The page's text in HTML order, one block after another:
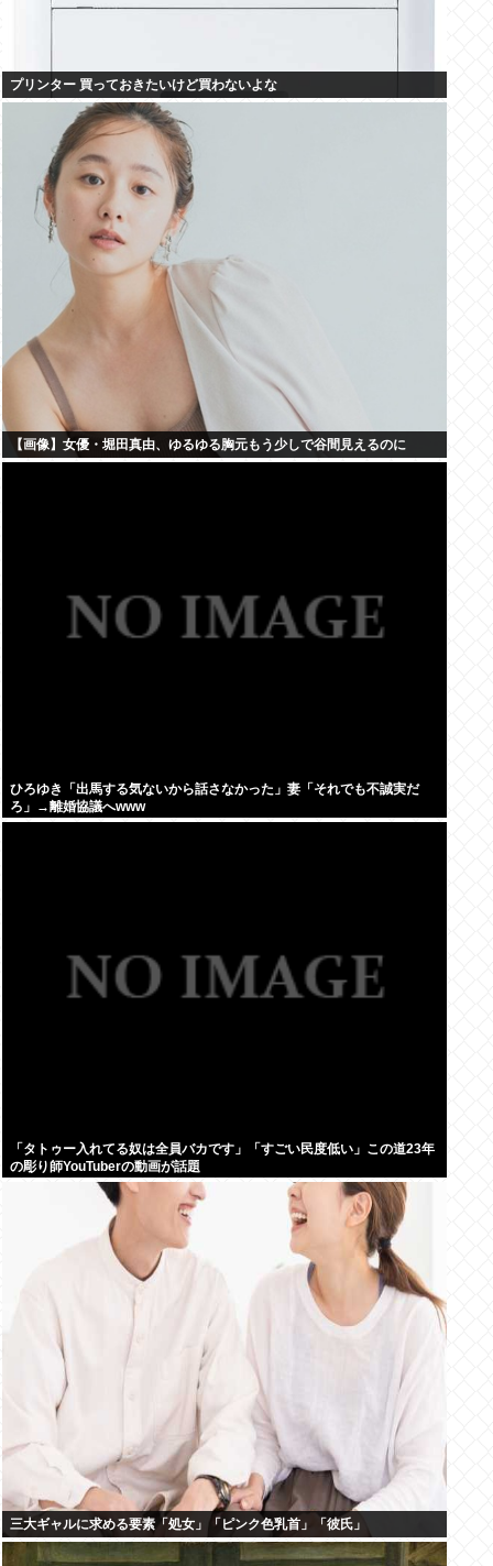
プリンター 買っておきたいけど買わないよな
【画像】女優・堀田真由、ゆるゆる胸元もう少しで谷間見えるのに
ひろゆき「出馬する気ないから話さなかった」妻「それでも不誠実だ
ろ」→離婚協議へwww
「タトゥー入れてる奴は全員バカです」「すごい民度低い」この道23年
の彫り師YouTuberの動画が話題
三大ギャルに求める要素「処女」「ピンク色乳首」「彼氏」